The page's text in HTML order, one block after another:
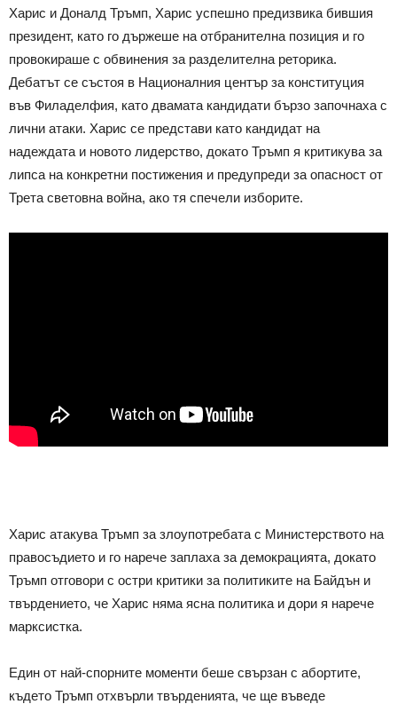
Харис и Доналд Тръмп, Харис успешно предизвика бившия
президент, като го държеше на отбранителна позиция и го
провокираше с обвинения за разделителна реторика.
Дебатът се състоя в Националния център за конституция
във Филаделфия, като двамата кандидати бързо започнаха с
лични атаки. Харис се представи като кандидат на
надеждата и новото лидерство, докато Тръмп я критикува за
липса на конкретни постижения и предупреди за опасност от
Трета световна война, ако тя спечели изборите.
Харис атакува Тръмп за злоупотребата с Министерството на
правосъдието и го нарече заплаха за демокрацията, докато
Тръмп отговори с остри критики за политиките на Байдън и
твърдението, че Харис няма ясна политика и дори я нарече
марксистка.
Един от най-спорните моменти беше свързан с абортите,
където Тръмп отхвърли твърденията, че ще въведе